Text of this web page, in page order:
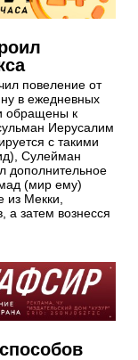
повеление от
в ежедневных
обращены к
Иерусалим
с такими
Сулейман
дополнительное
(мир ему)
из Мекки,
а затем вознесся